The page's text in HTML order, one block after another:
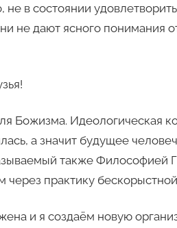
не в состоянии
не дают ясного
Божизма. Идеологическая
а значит будущее
также Философией
через практику
и я создаём новую